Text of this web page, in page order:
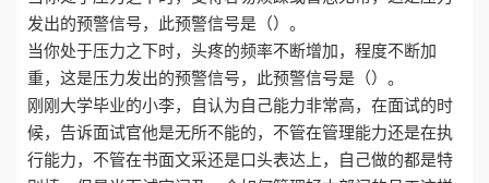
发出的预警信号，此预警信号是（）。
当你处于压力之下时，头疼的频率不断增加，程度不断加
重，这是压力发出的预警信号，此预警信号是（）。
刚刚大学毕业的小李，自认为自己能力非常高，在面试的时
候，告诉面试官他是无所不能的，不管在管理能力还是在执
行能力，不管在书面文采还是口头表达上，自己做的都是特